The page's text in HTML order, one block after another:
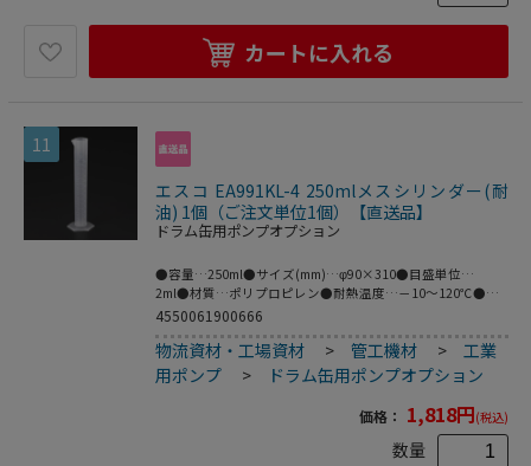
カートに入れる
11
エスコ EA991KL-4 250mlメスシリンダー(耐
油) 1個（ご注文単位1個）【直送品】
ドラム缶用ポンプオプション
●容量…250ml●サイズ(mm)…φ90×310●目盛単位…
2ml●材質…ポリプロピレン●耐熱温度…－10～120℃●耐
油性、耐酸性●梱包サイズ:84×101×306●梱包重量84g
4550061900666
物流資材・工場資材 >管工機材 > 工業
用ポンプ
> ドラム缶用ポンプオプション
価格： 1,818円(税込)
数量